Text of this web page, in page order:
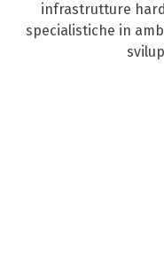
infrastrutture
specialistiche in